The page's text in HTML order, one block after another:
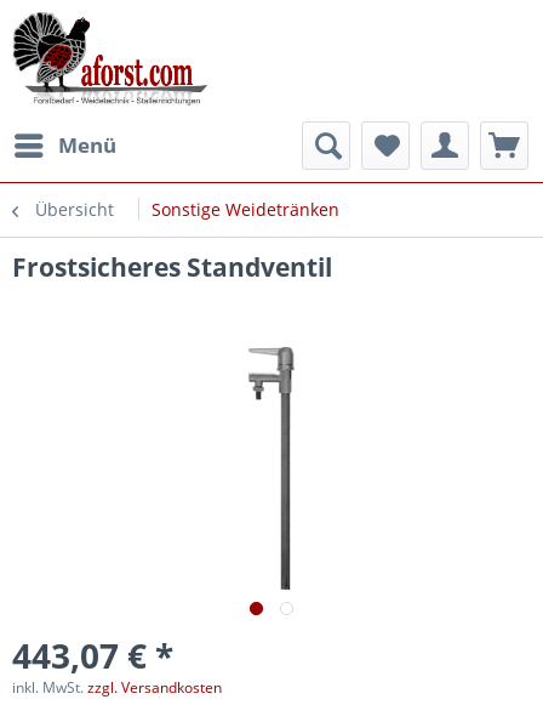
Menü
Übersicht Sonstige Weidetränken
Frostsicheres Standventil
443,07 € *
inkl. MwSt.zzgl. Versandkosten